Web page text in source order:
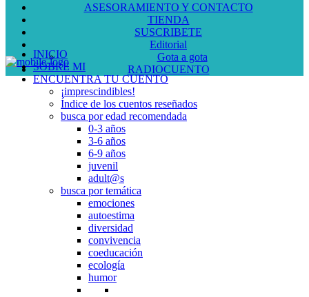
ASESORAMIENTO Y CONTACTO
TIENDA
SUSCRIBETE
Editorial
Gota a gota
RADIOCUENTO
INICIO
SOBRE MI
ENCUENTRA TU CUENTO
¡imprescindibles!
Índice de los cuentos reseñados
busca por edad recomendada
0-3 años
3-6 años
6-9 años
juvenil
adult@s
busca por temática
emociones
autoestima
diversidad
convivencia
coeducación
ecología
humor